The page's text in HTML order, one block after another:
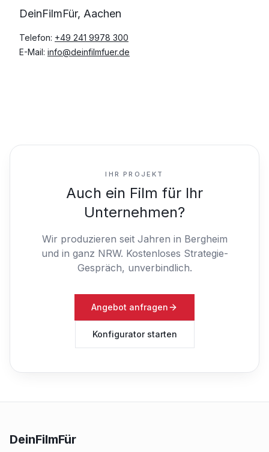
DeinFilmFür, Aachen
Telefon: +49 241 9978 300
E-Mail: info@deinfilmfuer.de
IHR PROJEKT
Auch ein Film für Ihr
Unternehmen?
Wir produzieren seit Jahren in Bergheim
und in ganz NRW. Kostenloses Strategie-
Gespräch, unverbindlich.
Angebot anfragen
Konfigurator starten
DeinFilmFür